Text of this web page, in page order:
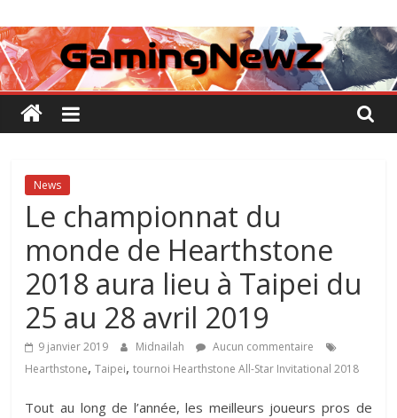
au
contenu
GamingNewZ
Tests
et
Actu
des
vidéo
News
Le championnat du
monde de Hearthstone
2018 aura lieu à Taipei du
25 au 28 avril 2019
9 janvier 2019 Midnailah
Aucun commentaire
Hearthstone,Taipei,tournoi Hearthstone All-Star Invitational 2018
Tout au long de l’année, les meilleurs joueurs pros de